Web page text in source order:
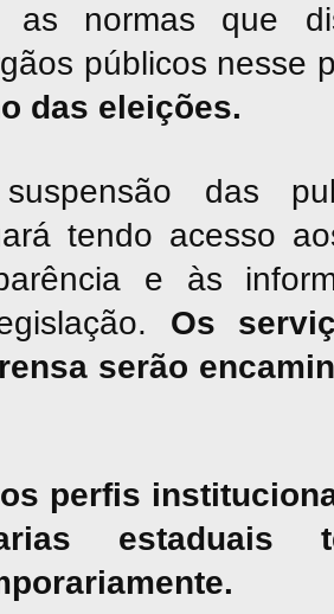
normas que
públicos nesse
das eleições.
das
tendo acesso
e às
Os
serão
os perfis
estaduais